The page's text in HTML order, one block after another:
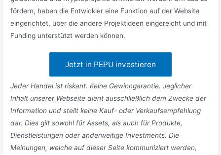
fördern, haben die Entwickler eine Funktion auf der Website
eingerichtet, über die andere Projektideen eingereicht und mit
Funding unterstützt werden können.
Jetzt in PEPU investieren
Jeder Handel ist riskant. Keine Gewinngarantie. Jeglicher
Inhalt unserer Webseite dient ausschließlich dem Zwecke der
Information und stellt keine Kauf- oder Verkaufsempfehlung
dar. Dies gilt sowohl für Assets, als auch für Produkte,
Dienstleistungen oder anderweitige Investments. Die
Meinungen, welche auf dieser Seite kommuniziert werden,